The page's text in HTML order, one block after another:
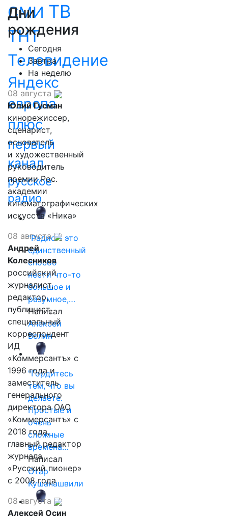
СМИ ТВ
ТНТ
Телевидение
Яндекс
европа
плюс
первый
канал
русское
радио
"Радио - это
единственный
способ
нести что-то
большое и
разумное,…
Написал
Алексей
Волин
"Гордитесь
тем, что вы
делаете.
Простые и
очень
сложные
времена…
Написал
Отар
Кушанашвили
Дни
рождения
Сегодня
Завтра
На неделю
08 августа
Юлий Гусман
кинорежиссер,
сценарист,
основатель
и художественный
руководитель
премии Рос.
академии
кинематографических
искусств «Ника»
08 августа
Андрей
Колесников
российский
журналист,
редактор,
публицист,
специальный
корреспондент
ИД
«Коммерсантъ» с
1996 года и
заместитель
генерального
директора ОАО
«Коммерсантъ» с
2018 года,
главный редактор
журнала
«Русский пионер»
с 2008 года
08 августа
Алексей Осин